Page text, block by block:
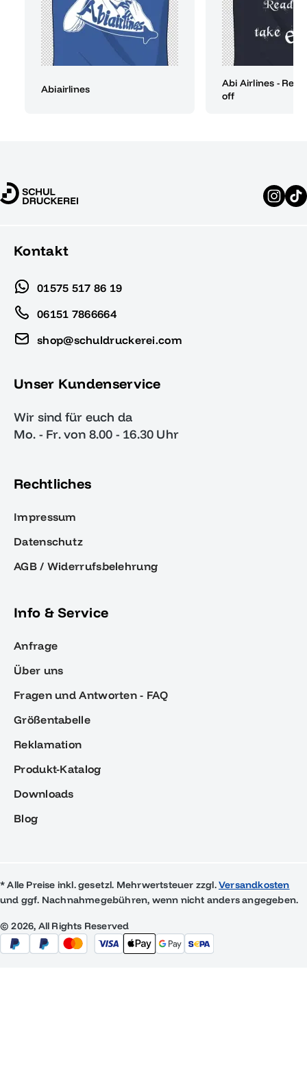
Abiairlines
Abi Airlines -
off
Kontakt
01575 517 86 19
06151 7866664
shop@schuldruckerei.com
Unser Kundenservice
Wir sind für euch da
Mo. - Fr. von 8.00 - 16.30 Uhr
Rechtliches
Impressum
Datenschutz
AGB / Widerrufsbelehrung
Info & Service
Anfrage
Über uns
Fragen und Antworten - FAQ
Größentabelle
Reklamation
Produkt-Katalog
Downloads
Blog
* Alle Preise inkl. gesetzl. Mehrwertsteuer zzgl.Versandkosten
und ggf. Nachnahmegebühren, wenn nicht anders angegeben.
© 2026, All Rights Reserved